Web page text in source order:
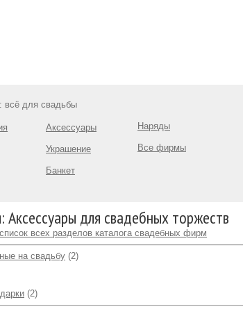
: всё для свадьбы
Аксессуары
Украшение
Банкет
Наряды
Все фирмы
для свадебных торжеств
всех разделов каталога свадебных фирм
на свадьбу (2)
(2)